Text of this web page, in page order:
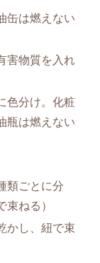
缶は燃えない
害物質を入れ
色分け。化粧
瓶は燃えない
類ごとに分
ねる）
かし、紐で束